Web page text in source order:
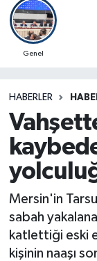
Genel
HABERLER
Mersin'in
sabah
katlettiği eski
kişinin naaşı
Iğdır
Süper Lig
Son
Haber